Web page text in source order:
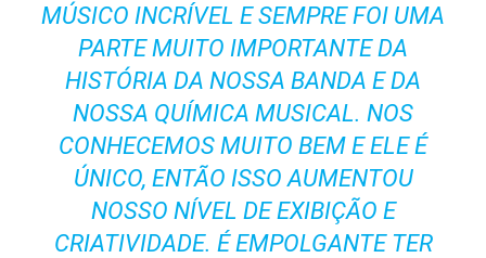
MÚSICO INCRÍVEL E SEMPRE FOI UMA
PARTE MUITO IMPORTANTE DA
HISTÓRIA DA NOSSA BANDA E DA
NOSSA QUÍMICA MUSICAL. NOS
CONHECEMOS MUITO BEM E ELE É
ÚNICO, ENTÃO ISSO AUMENTOU
NOSSO NÍVEL DE EXIBIÇÃO E
CRIATIVIDADE. É EMPOLGANTE TER